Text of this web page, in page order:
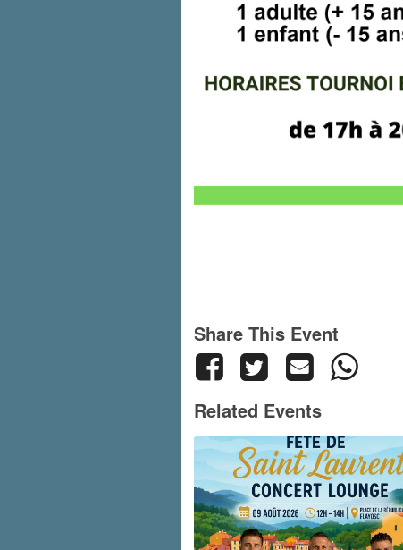
Share This Event
Related Events